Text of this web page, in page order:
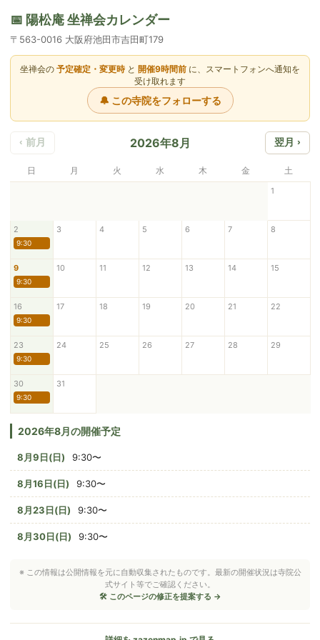
📅 陽松庵 坐禅会カレンダー
〒563-0016 大阪府池田市吉田町179
坐禅会の 予定確定・変更時と 開催9時間前 に、スマートフォンへ通知を
受け取れます
🔔 この寺院をフォローする
‹ 前月 2026年8月 翌月 ›
日 月 火 水 木 金 土
1
2
9:30
3 4 5 6 7 8
9
9:30
10 11 12 13 14 15
16
9:30
17 18 19 20 21 22
23
9:30
24 25 26 27 28 29
30
9:30
31
2026年8月の開催予定
8月9日(日) 9:30〜
8月16日(日) 9:30〜
8月23日(日) 9:30〜
8月30日(日) 9:30〜
※ この情報は公開情報を元に自動収集されたものです。最新の開催状況は寺院公
式サイト等でご確認ください。
🛠 このページの修正を提案する →